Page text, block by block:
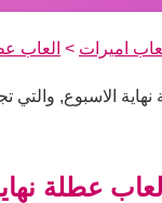
اميرات > العاب
الاسبوع,
عطلة